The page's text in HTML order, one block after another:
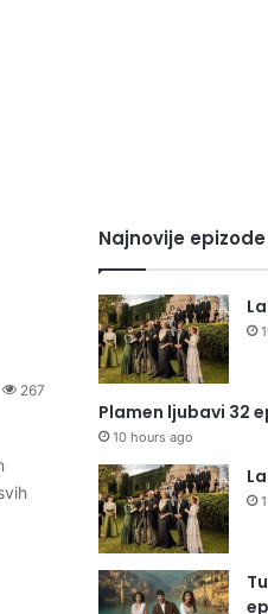
267
Najnovije epizode
Plamen ljubavi 32
10 hours ago